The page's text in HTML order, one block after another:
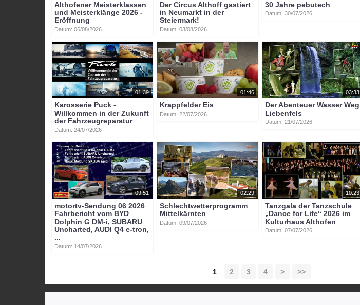
Althofener Meisterklassen
und Meisterklänge 2026 -
Eröffnung
Datum: 06/08/2026
Der Circus Althoff gastiert
in Neumarkt in der
Steiermark!
Datum: 03/08/2026
30 Jahre pebutech
Datum: 30/07/2026
01:39
Karosserie Puck -
Willkommen in der Zukunft
der Fahrzeugreparatur
Datum: 24/07/2026
01:46
Krappfelder Eis
Datum: 22/07/2026
03:33
Der Abenteuer Wasser Weg
Liebenfels
Datum: 21/07/2026
09:51
motortv-Sendung 06 2026
Fahrbericht vom BYD
Dolphin G DM-i, SUBARU
Uncharted, AUDI Q4 e-tron,
...
Datum: 14/07/2026
02:29
Schlechtwetterprogramm
Mittelkärnten
Datum: 09/07/2026
10:23
Tanzgala der Tanzschule
„Dance for Life“ 2026 im
Kulturhaus Althofen
Datum: 07/07/2026
1 2 3 4 > >>